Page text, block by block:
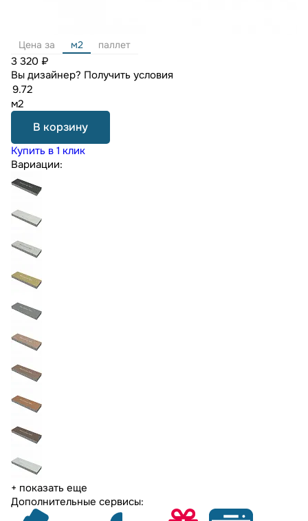
Цена за м2 паллет
3 320 ₽
Вы дизайнер? Получить условия
м2
В корзину
Купить в 1 клик
Вариации:
+ показать еще
Дополнительные сервисы: